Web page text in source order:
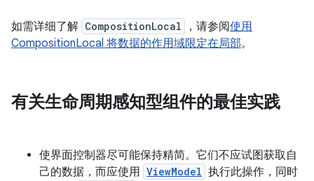
如需详细了解 CompositionLocal ，请参阅使用
CompositionLocal 将数据的作用域限定在局部。
有关生命周期感知型组件的最佳实践
使界面控制器尽可能保持精简。它们不应试图获取自
己的数据，而应使用 ViewModel 执行此操作，同时